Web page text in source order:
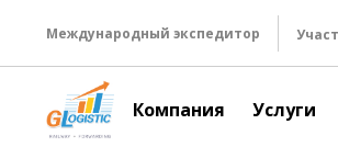
Международный экспедитор
Компания Услуги